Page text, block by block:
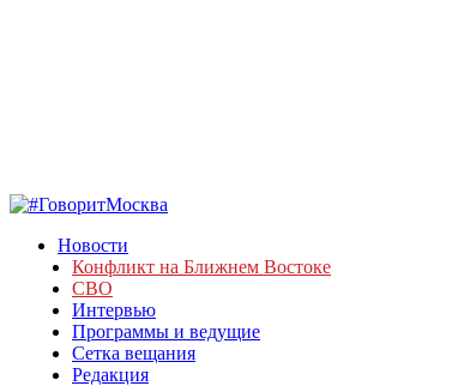
Новости
Конфликт на Ближнем Востоке
СВО
Интервью
Программы и ведущие
Сетка вещания
Редакция